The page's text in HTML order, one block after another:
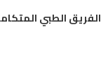
الفريق الطبي